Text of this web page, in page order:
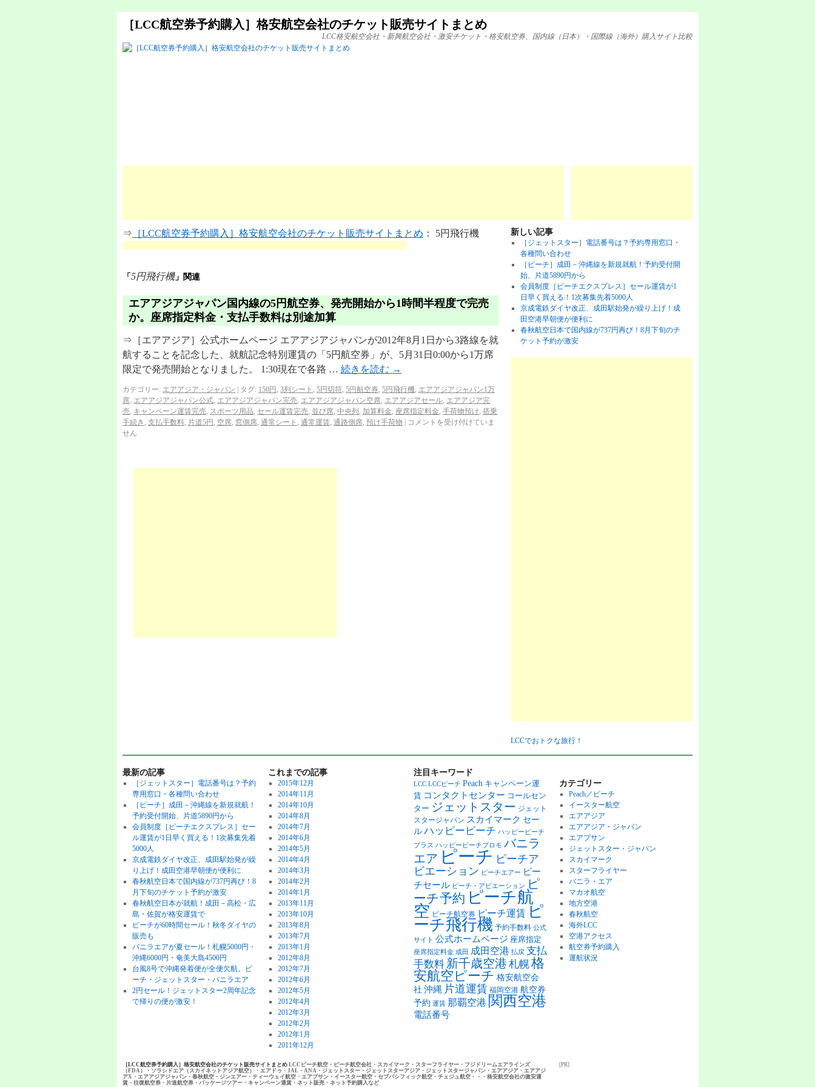
［LCC航空券予約購入］格安航空会社のチケット販売サイトまとめ
LCC格安航空会社・新興航空会社・激安チケット・格安航空券、国内線（日本）・国際線（海外）購入サイト比較
⇒ ［LCC航空券予約購入］格安航空会社のチケット販売サイトまとめ ： 5円飛行機
「 5円飛行機」関連
エアアジアジャパン国内線の5円航空券、発売開始から1時間半程度で完売
か。座席指定料金・支払手数料は別途加算
⇒［エアアジア］公式ホームページ エアアジアジャパンが2012年8月1日から3路線を就
航することを記念した、就航記念特別運賃の「5円航空券」が、5月31日0:00から1万席
限定で発売開始となりました。 1:30現在で各路 … 続きを読む →
カテゴリー: エアアジア・ジャパン タグ: 150円 , 3列シート , 5円切符, 5円航空券, 5円飛行機, エアアジアジャパン1万
席, エアアジアジャパン公式, エアアジアジャパン完売, エアアジアジャパン空席, エアアジアセール, エアアジア完
売, キャンペーン運賃完売, スポーツ用品, セール運賃完売, 並び席, 中央列 , 加算料金, 座席指定料金, 手荷物預け, 搭乗
手続き , 支払手数料, 片道5円 , 空席, 窓側席, 通常シート , 通常運賃, 通路側席, 預け手荷物
コメントを受け付けていま
せん
新しい記事
［ジェットスター］電話番号は？予約専用窓口・
各種問い合わせ
［ピーチ］成田－沖縄線を新規就航！予約受付開
始、片道5890円から
会員制度［ピーチエクスプレス］セール運賃が1
日早く買える！1次募集先着5000人
京成電鉄ダイヤ改正、成田駅始発が繰り上げ！成
田空港早朝便が便利に
春秋航空日本で国内線が737円再び！8月下旬のチ
ケット予約が激安
LCCでおトクな旅行！
最新の記事
［ジェットスター］電話番号は？予約
専用窓口・各種問い合わせ
［ピーチ］成田－沖縄線を新規就航！
予約受付開始、片道5890円から
会員制度［ピーチエクスプレス］セー
ル運賃が1日早く買える！1次募集先着
5000人
京成電鉄ダイヤ改正、成田駅始発が繰
り上げ！成田空港早朝便が便利に
春秋航空日本で国内線が737円再び！8
月下旬のチケット予約が激安
春秋航空日本が就航！成田－高松・広
島・佐賀が格安運賃で
ピーチが60時間セール！秋冬ダイヤの
販売も
バニラエアが夏セール！札幌5000円・
沖縄6000円・奄美大島4500円
台風8号で沖縄発着便が全便欠航。ピ
ーチ・ジェットスター・バニラエア
2円セール！ジェットスター2周年記念
で帰りの便が激安！
これまでの記事
2015年12月
2014年11月
2014年10月
2014年8月
2014年7月
2014年6月
2014年5月
2014年4月
2014年3月
2014年2月
2014年1月
2013年11月
2013年10月
2013年8月
2013年7月
2013年1月
2012年8月
2012年7月
2012年6月
2012年5月
2012年4月
2012年3月
2012年2月
2012年1月
2011年12月
注目キーワード
LCC LCCピーチ Peach キャンペーン運
賃 コンタクトセンター コールセン
ター ジェットスター ジェット
スタージャパン スカイマーク セー
ルハッピーピーチ ハッピーピーチ
プラス ハッピーピーチプロモ バニラ
エア ピーチ ピーチア
ビエーション ピーチエアー ピー
チセール ピーチ・アビエーション
ピ
ーチ予約 ピーチ航
空 ピーチ航空券 ピーチ運賃 ピ
ーチ飛行機 予約手数料 公式
サイト 公式ホームページ 座席指定
座席指定料金 成田 成田空港 払戻 支払
手数料 新千歳空港 札幌格
安航空ピーチ 格安航空会
社 沖縄 片道運賃 福岡空港 航空券
予約 運賃 那覇空港 関西空港
電話番号
カテゴリー
Peach／ピーチ
イースター航空
エアアジア
エアアジア・ジャパン
エアプサン
ジェットスター・ジャパン
スカイマーク
スターフライヤー
バニラ・エア
マカオ航空
地方空港
春秋航空
海外LCC
空港アクセス
航空券予約購入
運航状況
［LCC航空券予約購入］格安航空会社のチケット販売サイトまとめ LCCピーチ航空・ピーチ航空会社・スカイマーク・スターフライヤー・フジドリームエアラインズ
（FDA）・ソラシドエア（スカイネットアジア航空）・エアドゥ・JAL・ANA・ジェットスター・ジェットスターアジア・ジェットスタージャパン・エアアジア・エアアジ
アX・エアアジアジャパン・春秋航空・ジンエアー・ティーウェイ航空・エアプサン・イースター航空・セブパシフィック航空・チェジュ航空・・・格安航空会社の激安運
賃・往復航空券・片道航空券・パッケージツアー・キャンペーン運賃・ネット販売・ネット予約購入など
[PR]